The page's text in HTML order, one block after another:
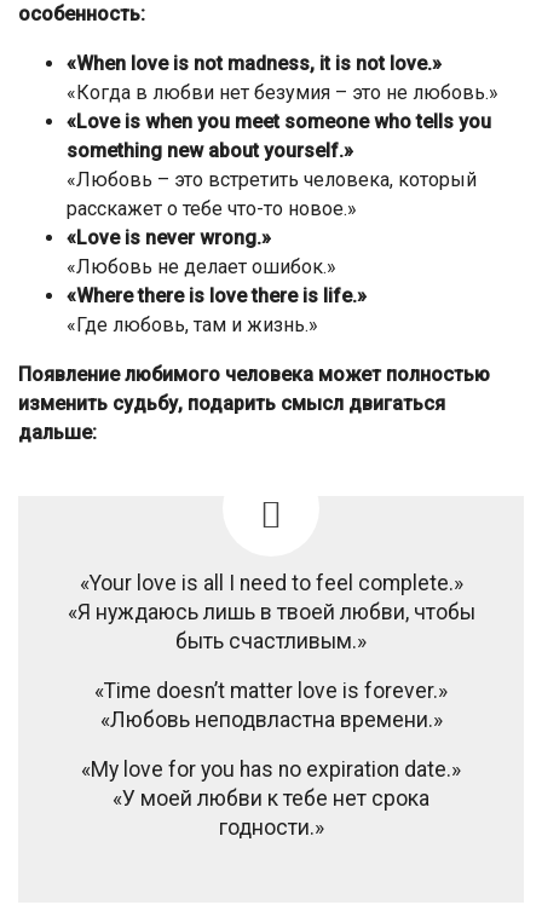
особенность:
«When love is not madness, it is not love.»
«Когда в любви нет безумия – это не любовь.»
«Love is when you meet someone who tells you
something new about yourself.»
«Любовь – это встретить человека, который
расскажет о тебе что-то новое.»
«Love is never wrong.»
«Любовь не делает ошибок.»
«Where there is love there is life.»
«Где любовь, там и жизнь.»
Появление любимого человека может полностью
изменить судьбу, подарить смысл двигаться
дальше:
«Your love is all I need to feel complete.»
«Я нуждаюсь лишь в твоей любви, чтобы
быть счастливым.»
«Time doesn’t matter love is forever.»
«Любовь неподвластна времени.»
«My love for you has no expiration date.»
«У моей любви к тебе нет срока
годности.»